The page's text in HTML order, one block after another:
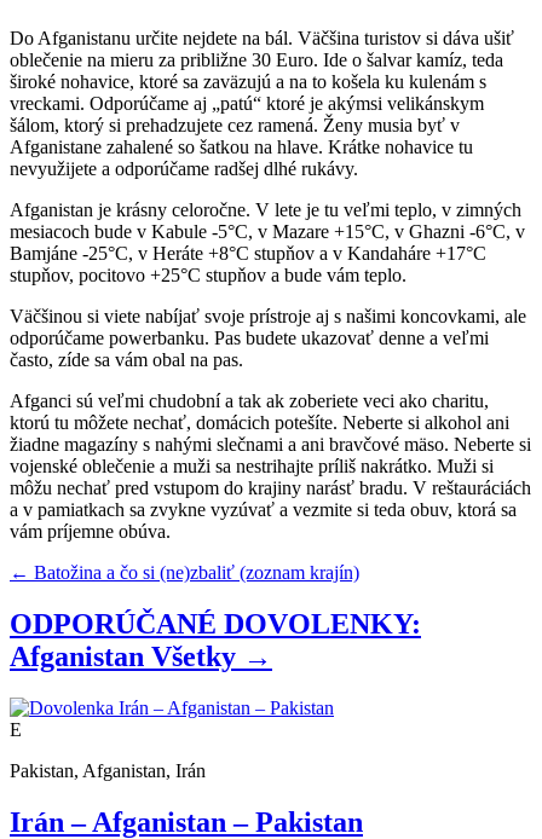
Do Afganistanu určite nejdete na bál. Väčšina turistov si dáva ušiť
oblečenie na mieru za približne 30 Euro. Ide o šalvar kamíz, teda
široké nohavice, ktoré sa zaväzujú a na to košela ku kulenám s
vreckami. Odporúčame aj „patú“ ktoré je akýmsi velikánskym
šálom, ktorý si prehadzujete cez ramená. Ženy musia byť v
Afganistane zahalené so šatkou na hlave. Krátke nohavice tu
nevyužijete a odporúčame radšej dlhé rukávy.
Afganistan je krásny celoročne. V lete je tu veľmi teplo, v zimných
mesiacoch bude v Kabule -5°C, v Mazare +15°C, v Ghazni -6°C, v
Bamjáne -25°C, v Heráte +8°C stupňov a v Kandaháre +17°C
stupňov, pocitovo +25°C stupňov a bude vám teplo.
Väčšinou si viete nabíjať svoje prístroje aj s našimi koncovkami, ale
odporúčame powerbanku. Pas budete ukazovať denne a veľmi
často, zíde sa vám obal na pas.
Afganci sú veľmi chudobní a tak ak zoberiete veci ako charitu,
ktorú tu môžete nechať, domácich potešíte. Neberte si alkohol ani
žiadne magazíny s nahými slečnami a ani bravčové mäso. Neberte si
vojenské oblečenie a muži sa nestrihajte príliš nakrátko. Muži si
môžu nechať pred vstupom do krajiny narásť bradu. V reštauráciách
a v pamiatkach sa zvykne vyzúvať a vezmite si teda obuv, ktorá sa
vám príjemne obúva.
← Batožina a čo si (ne)zbaliť (zoznam krajín)
ODPORÚČANÉ DOVOLENKY:
Afganistan Všetky →
E
Pakistan, Afganistan, Irán
Irán – Afganistan – Pakistan